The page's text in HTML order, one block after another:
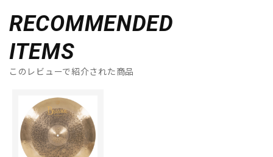
RECOMMENDED
ITEMS
このレビューで紹介された商品